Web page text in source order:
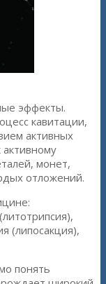
эффекты.
кавитации,
активных
монет,
отложений.
(липосакция),
понять